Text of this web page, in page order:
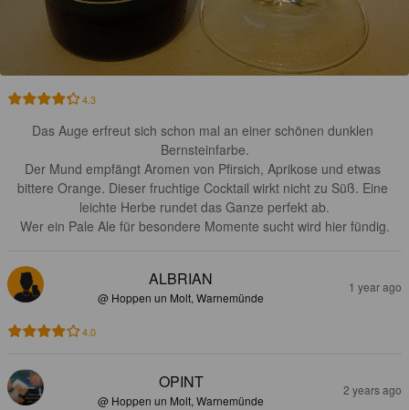
4.3
Das Auge erfreut sich schon mal an einer schönen dunklen
Bernsteinfarbe.
Der Mund empfängt Aromen von Pfirsich, Aprikose und etwas
bittere Orange. Dieser fruchtige Cocktail wirkt nicht zu Süß. Eine
leichte Herbe rundet das Ganze perfekt ab.
Wer ein Pale Ale für besondere Momente sucht wird hier fündig.
ALBRIAN
@ Hoppen un Molt, Warnemünde
1 year ago
4.0
OPINT
@ Hoppen un Molt, Warnemünde
2 years ago